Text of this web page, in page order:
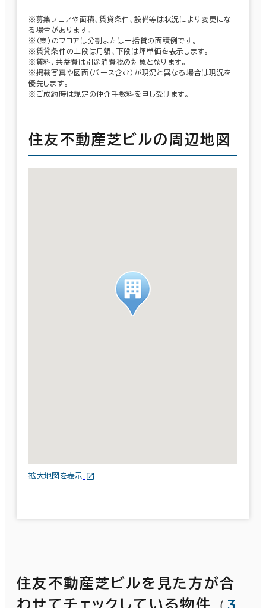
※募集フロアや面積、賃貸条件、設備等は状況により変更にな
る場合があります。
※（案）のフロアは分割または一括貸の面積例です。
※賃貸条件の上段は月額、下段は坪単価を表示します。
※賃料、共益費は別途消費税の対象となります。
※掲載写真や図面（パース含む）が現況と異なる場合は現況を
優先します。
※ご成約時は規定の仲介手数料を申し受けます。
住友不動産芝ビルの周辺地図
拡大地図を表示
住友不動産芝ビルを見た方が合
わせてチェックしている物件